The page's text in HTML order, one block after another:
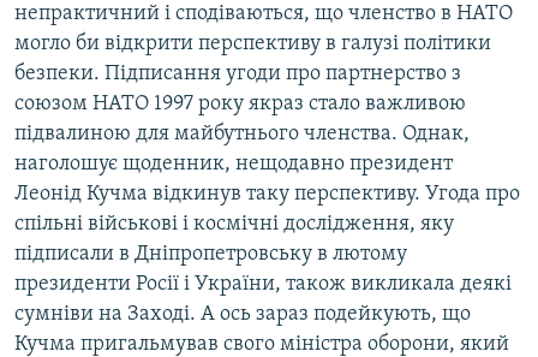
непрактичний і сподіваються, що членство в НАТО
могло би відкрити перспективу в галузі політики
безпеки. Підписання угоди про партнерство з
союзом НАТО 1997 року якраз стало важливою
підвалиною для майбутнього членства. Однак,
наголошує щоденник, нещодавно президент
Леонід Кучма відкинув таку перспективу. Угода про
спільні військові і космічні дослідження, яку
підписали в Дніпропетровську в лютому
президенти Росії і України, також викликала деякі
сумніви на Заході. А ось зараз подейкують, що
Кучма пригальмував свого міністра оборони, який